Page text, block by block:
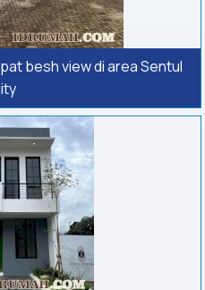
besh view di area Sentul